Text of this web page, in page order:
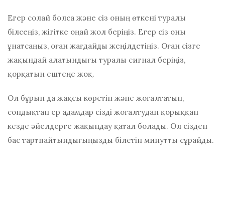
Егер солай болса және сіз оның өткені туралы
білсеңіз, жігітке оңай жол беріңіз. Егер сіз оны
ұнатсаңыз, оған жағдайды жеңілдетіңіз. Оған сізге
жақындай алатындығы туралы сигнал беріңіз,
қорқатын ештеңе жоқ.
Ол бұрын да жақсы көретін және жоғалтатын,
сондықтан ер адамдар сізді жоғалтудан қорыққан
кезде әйелдерге жақындау қатал болады. Ол сізден
бас тартпайтындығыңызды білетін минутты сұрайды.